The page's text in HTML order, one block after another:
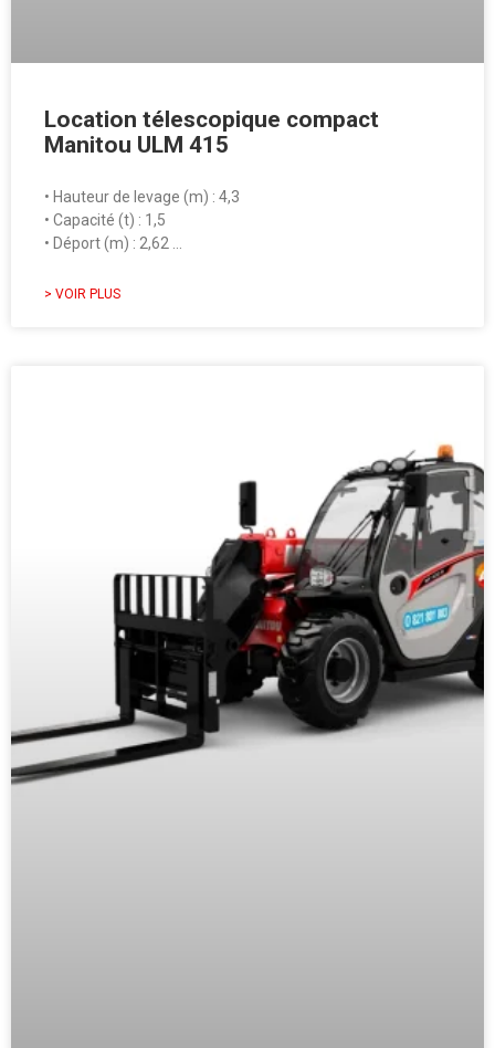
Location télescopique compact
Manitou ULM 415
• Hauteur de levage (m) : 4,3
• Capacité (t) : 1,5
• Déport (m) : 2,62 …
> VOIR PLUS